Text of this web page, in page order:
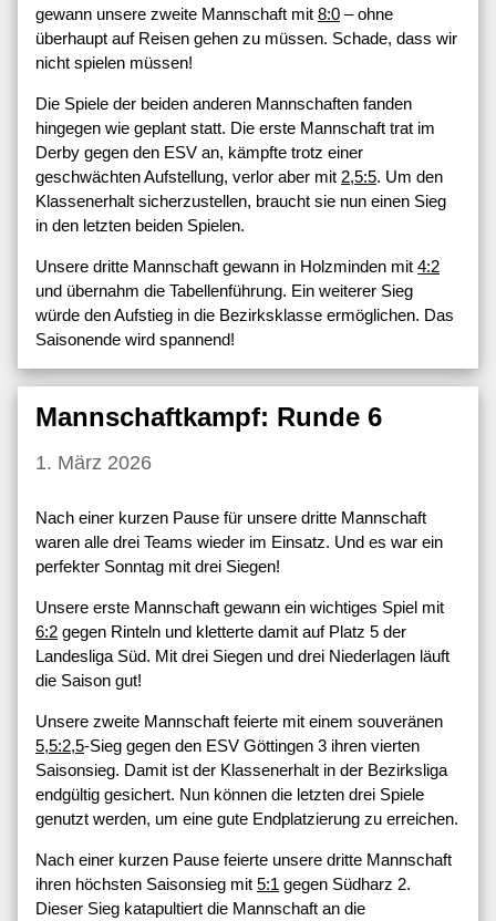
gewann unsere zweite Mannschaft mit 8:0 – ohne
überhaupt auf Reisen gehen zu müssen. Schade, dass wir
nicht spielen müssen!
Die Spiele der beiden anderen Mannschaften fanden
hingegen wie geplant statt. Die erste Mannschaft trat im
Derby gegen den ESV an, kämpfte trotz einer
geschwächten Aufstellung, verlor aber mit 2,5:5. Um den
Klassenerhalt sicherzustellen, braucht sie nun einen Sieg
in den letzten beiden Spielen.
Unsere dritte Mannschaft gewann in Holzminden mit 4:2
und übernahm die Tabellenführung. Ein weiterer Sieg
würde den Aufstieg in die Bezirksklasse ermöglichen. Das
Saisonende wird spannend!
Mannschaftkampf: Runde 6
1. März 2026
Nach einer kurzen Pause für unsere dritte Mannschaft
waren alle drei Teams wieder im Einsatz. Und es war ein
perfekter Sonntag mit drei Siegen!
Unsere erste Mannschaft gewann ein wichtiges Spiel mit
6:2 gegen Rinteln und kletterte damit auf Platz 5 der
Landesliga Süd. Mit drei Siegen und drei Niederlagen läuft
die Saison gut!
Unsere zweite Mannschaft feierte mit einem souveränen
5,5:2,5-Sieg gegen den ESV Göttingen 3 ihren vierten
Saisonsieg. Damit ist der Klassenerhalt in der Bezirksliga
endgültig gesichert. Nun können die letzten drei Spiele
genutzt werden, um eine gute Endplatzierung zu erreichen.
Nach einer kurzen Pause feierte unsere dritte Mannschaft
ihren höchsten Saisonsieg mit 5:1 gegen Südharz 2.
Dieser Sieg katapultiert die Mannschaft an die